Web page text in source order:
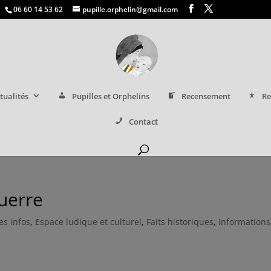
06 60 14 53 62 pupille.orphelin@gmail.com
Pupilles et Orphelins Recensement
Contact
infos, Espace ludique et culturel, Faits historiques, Informations